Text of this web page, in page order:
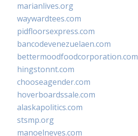
marianlives.org
waywardtees.com
pidfloorsexpress.com
bancodevenezuelaen.com
bettermoodfoodcorporation.com
hingstonnt.com
chooseagender.com
hoverboardssale.com
alaskapolitics.com
stsmp.org
manoelneves.com